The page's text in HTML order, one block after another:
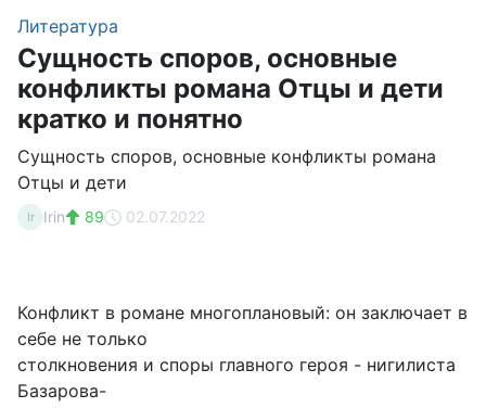
Литература
Сущность споров, основные
конфликты романа Отцы и дети
кратко и понятно
Сущность споров, основные конфликты романа
Отцы и дети
Ir Irin 89 02.07.2022
Конфликт в романе многоплановый: он заключает в
себе не только
столкновения и споры главного героя - нигилиста
Базарова-